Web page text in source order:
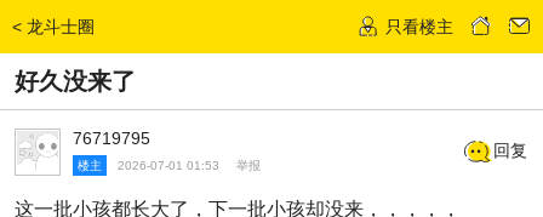
发话题
好久没来了
76719795
楼主 2026-07-01 01:53 举报
回复
这一批小孩都长大了，下一批小孩却没来，，，，，
< 龙斗士圈 只看楼主